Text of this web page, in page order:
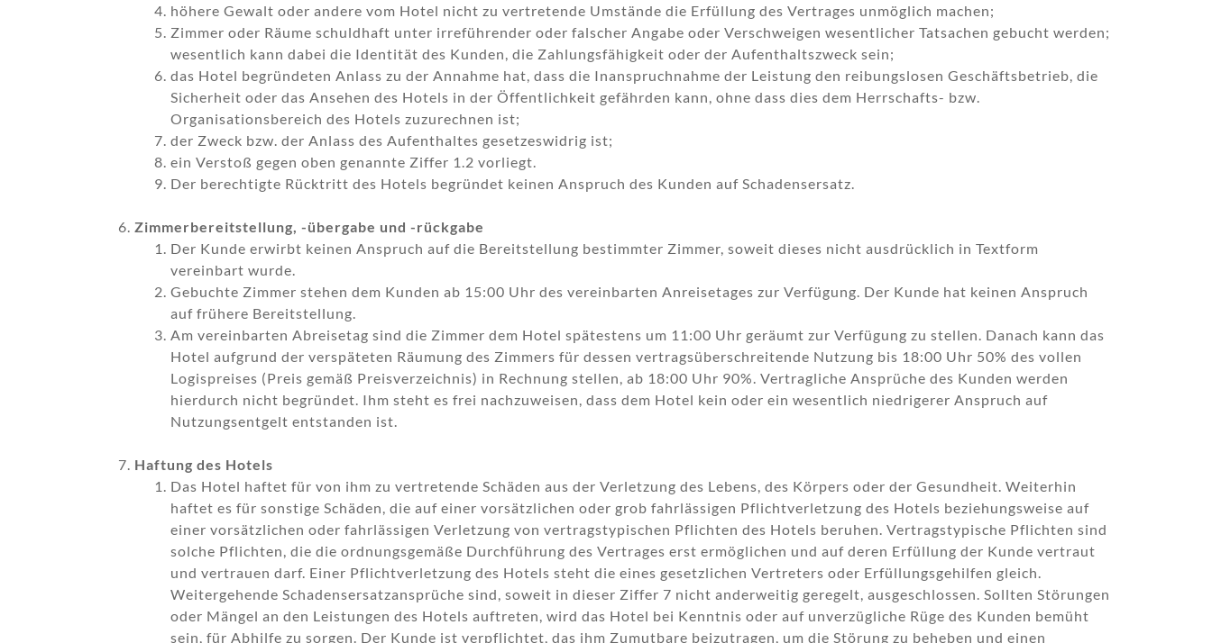
höhere Gewalt oder andere vom Hotel nicht zu vertretende Umstände die Erfüllung des Vertrages unmöglich machen;
Zimmer oder Räume schuldhaft unter irreführender oder falscher Angabe oder Verschweigen wesentlicher Tatsachen gebucht werden;
wesentlich kann dabei die Identität des Kunden, die Zahlungsfähigkeit oder der Aufenthaltszweck sein;
das Hotel begründeten Anlass zu der Annahme hat, dass die Inanspruchnahme der Leistung den reibungslosen Geschäftsbetrieb, die
Sicherheit oder das Ansehen des Hotels in der Öffentlichkeit gefährden kann, ohne dass dies dem Herrschafts- bzw.
Organisationsbereich des Hotels zuzurechnen ist;
der Zweck bzw. der Anlass des Aufenthaltes gesetzeswidrig ist;
ein Verstoß gegen oben genannte Ziffer 1.2 vorliegt.
Der berechtigte Rücktritt des Hotels begründet keinen Anspruch des Kunden auf Schadensersatz.
Zimmerbereitstellung, -übergabe und -rückgabe
Der Kunde erwirbt keinen Anspruch auf die Bereitstellung bestimmter Zimmer, soweit dieses nicht ausdrücklich in Textform
vereinbart wurde.
Gebuchte Zimmer stehen dem Kunden ab 15:00 Uhr des vereinbarten Anreisetages zur Verfügung. Der Kunde hat keinen Anspruch
auf frühere Bereitstellung.
Am vereinbarten Abreisetag sind die Zimmer dem Hotel spätestens um 11:00 Uhr geräumt zur Verfügung zu stellen. Danach kann das
Hotel aufgrund der verspäteten Räumung des Zimmers für dessen vertragsüberschreitende Nutzung bis 18:00 Uhr 50% des vollen
Logispreises (Preis gemäß Preisverzeichnis) in Rechnung stellen, ab 18:00 Uhr 90%. Vertragliche Ansprüche des Kunden werden
hierdurch nicht begründet. Ihm steht es frei nachzuweisen, dass dem Hotel kein oder ein wesentlich niedrigerer Anspruch auf
Nutzungsentgelt entstanden ist.
Haftung des Hotels
Das Hotel haftet für von ihm zu vertretende Schäden aus der Verletzung des Lebens, des Körpers oder der Gesundheit. Weiterhin
haftet es für sonstige Schäden, die auf einer vorsätzlichen oder grob fahrlässigen Pflichtverletzung des Hotels beziehungsweise auf
einer vorsätzlichen oder fahrlässigen Verletzung von vertragstypischen Pflichten des Hotels beruhen. Vertragstypische Pflichten sind
solche Pflichten, die die ordnungsgemäße Durchführung des Vertrages erst ermöglichen und auf deren Erfüllung der Kunde vertraut
und vertrauen darf. Einer Pflichtverletzung des Hotels steht die eines gesetzlichen Vertreters oder Erfüllungsgehilfen gleich.
Weitergehende Schadensersatzansprüche sind, soweit in dieser Ziffer 7 nicht anderweitig geregelt, ausgeschlossen. Sollten Störungen
oder Mängel an den Leistungen des Hotels auftreten, wird das Hotel bei Kenntnis oder auf unverzügliche Rüge des Kunden bemüht
sein, für Abhilfe zu sorgen. Der Kunde ist verpflichtet, das ihm Zumutbare beizutragen, um die Störung zu beheben und einen